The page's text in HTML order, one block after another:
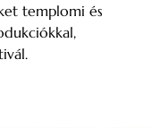
templomi és